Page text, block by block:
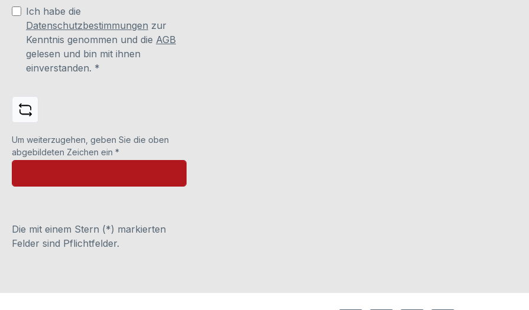
Ich habe die
Datenschutzbestimmungen zur
Kenntnis genommen und die AGB
gelesen und bin mit ihnen
einverstanden. *
Um weiterzugehen, geben Sie die oben
abgebildeten Zeichen ein *
Die mit einem Stern (*) markierten
Felder sind Pflichtfelder.